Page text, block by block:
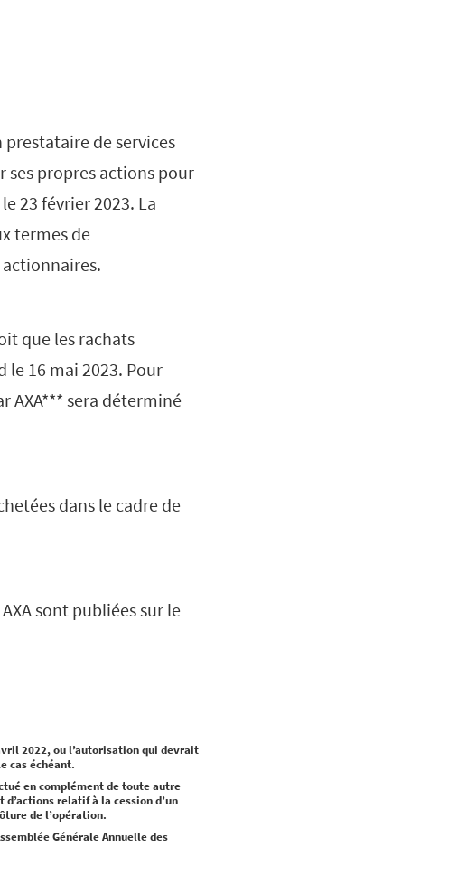
prestataire de services
ses propres actions pour
23 février 2023. La
termes de
actionnaires.
que les rachats
le 16 mai 2023. Pour
AXA*** sera déterminé
dans le cadre de
sont publiées sur le
2022, ou l’autorisation qui devrait
cas échéant.
en complément de toute autre
relatif à la cession d’un
de l’opération.
Générale Annuelle des